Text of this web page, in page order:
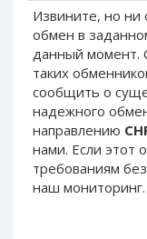
Извините, но ни
обмен в
данный момент.
таких
сообщить о
надежного
направлению
нами. Если этот
требованиям
наш мониторинг.
PayPal SEK
PayPal CHF
PayPal MYR
Webmoney WMZ
Webmoney WMR
Webmoney WME
Webmoney WMU
Webmoney WMK